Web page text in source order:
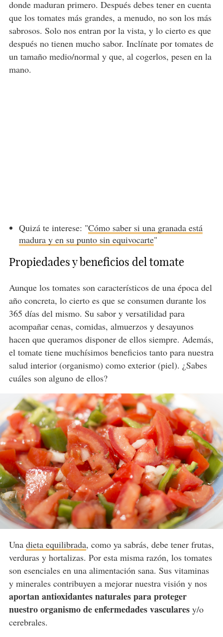
donde maduran primero. Después debes tener en cuenta
que los tomates más grandes, a menudo, no son los más
sabrosos. Solo nos entran por la vista, y lo cierto es que
después no tienen mucho sabor. Inclínate por tomates de
un tamaño medio/normal y que, al cogerlos, pesen en la
mano.
Quizá te interese: "Cómo saber si una granada está
madura y en su punto sin equivocarte"
Propiedades y beneficios del tomate
Aunque los tomates son característicos de una época del
año concreta, lo cierto es que se consumen durante los
365 días del mismo. Su sabor y versatilidad para
acompañar cenas, comidas, almuerzos y desayunos
hacen que queramos disponer de ellos siempre. Además,
el tomate tiene muchísimos beneficios tanto para nuestra
salud interior (organismo) como exterior (piel). ¿Sabes
cuáles son alguno de ellos?
Una dieta equilibrada, como ya sabrás, debe tener frutas,
verduras y hortalizas. Por esta misma razón, los tomates
son esenciales en una alimentación sana. Sus vitaminas
y minerales contribuyen a mejorar nuestra visión y nos
aportan antioxidantes naturales para proteger
nuestro organismo de enfermedades vascularesy/o
cerebrales.